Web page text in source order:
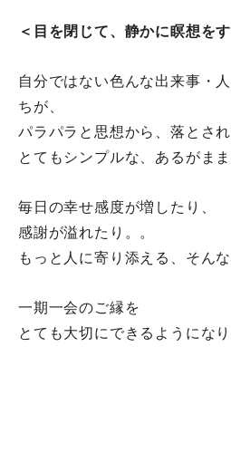
＜目を閉じて、静かに瞑想を
自分ではない色んな出来事・
ちが、
パラパラと思想から、落とされ
とてもシンプルな、あるがま
毎日の幸せ感度が増したり、
感謝が溢れたり。。
もっと人に寄り添える、そん
一期一会のご縁を
とても大切にできるようになり